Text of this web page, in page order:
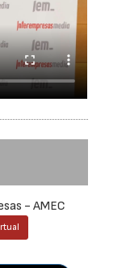
- AMEC